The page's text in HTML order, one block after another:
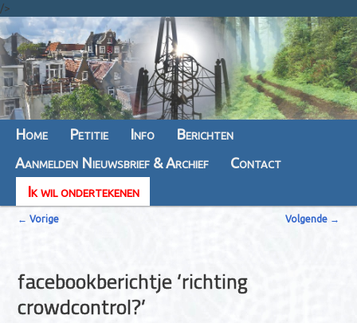
/>
Hoofdmenu
Spring
naar
de
primaire
Spring
naar
de
secundaire
Home Petitie Info
Berichten
Aanmelden Nieuwsbrief & Archief
Contact
Ik wil ondertekenen
B
i
c
← Vorige Volgende →
facebookberichtje ‘richting
crowdcontrol?’